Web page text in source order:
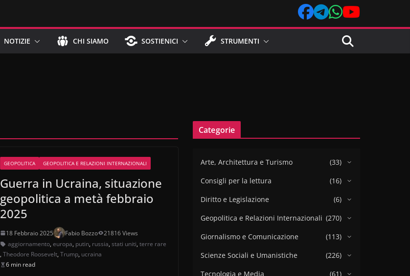
NOTIZIE CHI SIAMO SOSTIENICI STRUMENTI
GEOPOLITICA GEOPOLITICA E RELAZIONI INTERNAZIONALI
Guerra in Ucraina, situazione
geopolitica a metà febbraio
2025
18 Febbraio 2025 Fabio Bozzo
21816 Views
aggiornamento, europa, putin, russia, stati uniti, terre rare
, Theodore Roosevelt, Trump, ucraina
6 min read
Categorie
Arte, Architettura e Turismo
(33)
Consigli per la lettura
(16)
Diritto e Legislazione
(6)
Geopolitica e Relazioni Internazionali (270)
Giornalismo e Comunicazione
(113)
Scienze Sociali e Umanistiche
(226)
Tecnologia e Media
(61)